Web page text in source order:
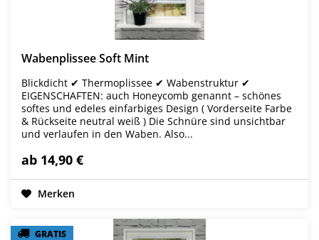
Wabenplissee Soft Mint
Blickdicht ✔ Thermoplissee ✔ Wabenstruktur ✔
EIGENSCHAFTEN: auch Honeycomb genannt – schönes
softes und edeles einfarbiges Design ( Vorderseite Farbe
& Rückseite neutral weiß ) Die Schnüre sind unsichtbar
und verlaufen in den Waben. Also...
ab 14,90 €
Merken
GRATIS
GRATIS